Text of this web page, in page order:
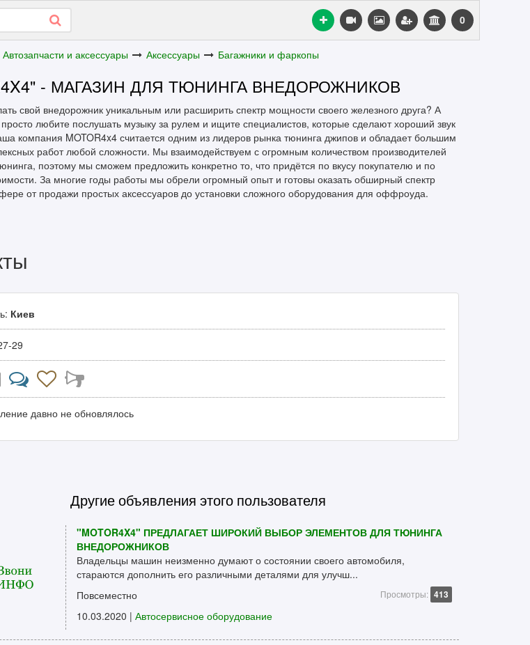
0
Автозапчасти и аксессуары Аксессуары Багажники и фаркопы
- МАГАЗИН ДЛЯ ТЮНИНГА ВНЕДОРОЖНИКОВ
свой внедорожник уникальным или расширить спектр мощности своего железного друга? А
любите послушать музыку за рулем и ищите специалистов, которые сделают хороший звук
компания MOTOR4x4 считается одним из лидеров рынка тюнинга джипов и обладает большим
работ любой сложности. Мы взаимодействуем с огромным количеством производителей
поэтому мы сможем предложить конкретно то, что придётся по вкусу покупателю и по
За многие годы работы мы обрели огромный опыт и готовы оказать обширный спектр
от продажи простых аксессуаров до установки сложного оборудования для оффроуда.
Киев
29
давно не обновлялось
Другие объявления этого пользователя
"MOTOR4X4" ПРЕДЛАГАЕТ ШИРОКИЙ ВЫБОР ЭЛЕМЕНТОВ ДЛЯ ТЮНИНГА
ВНЕДОРОЖНИКОВ
Владельцы машин неизменно думают о состоянии своего автомобиля,
стараются дополнить его различными деталями для улучш...
Повсеместно
Просмотры: 413
10.03.2020 | Автосервисное оборудование